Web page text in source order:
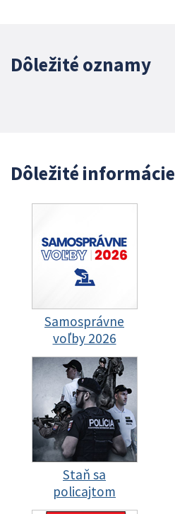
Dôležité oznamy
Dôležité informácie
Samosprávne
voľby 2026
Staň sa
policajtom